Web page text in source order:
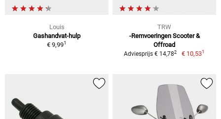
Louis
Gashandvat-hulp
€ 9,991
TRW
-Remvoeringen Scooter &
Offroad
Adviesprijs € 14,782 € 10,531